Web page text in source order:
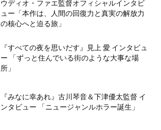
ウディオ・ファエ監督オフィシャルインタビ
ュー「本作は、人間の回復力と真実の解放力
の核心へと迫る旅」
『すべての夜を思いだす』見上 愛 インタビュ
ー 「ずっと住んでいる街のような大事な場
所」
『みなに幸あれ』古川琴音＆下津優太監督 イ
ンタビュー 「ニュージャンルホラー誕生」